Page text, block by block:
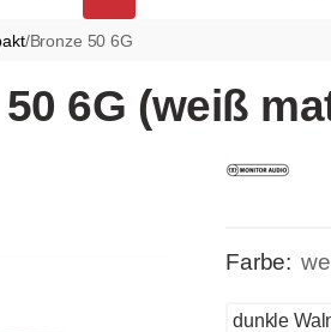
/Bronze 50 6G
6G (weiß
Farbe:
dunkle